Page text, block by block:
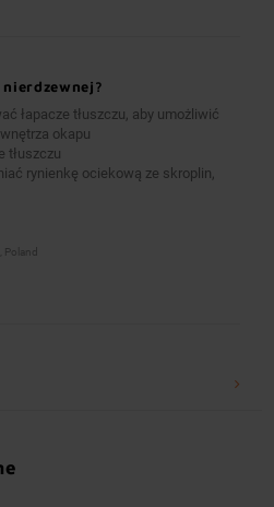
łapacze tłuszczu, aby umożliwić
okapu
tłuszczu
rynienkę ociekową ze skroplin,
Poland